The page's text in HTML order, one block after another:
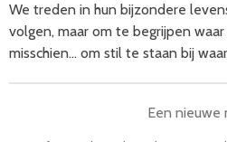
We treden in hun bijzondere
volgen, maar om te begrijpen
misschien… om stil te staan bij
Een nieuwe